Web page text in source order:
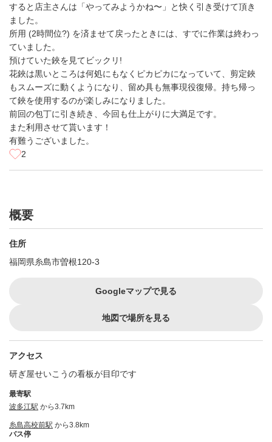
すると店主さんは「やってみようかね〜」と快く引き受けて頂き
ました。
所用 (2時間位?) を済ませて戻ったときには、すでに作業は終わっ
ていました。
預けていた鋏を見てビックリ!
花鋏は黒いところは何処にもなくピカピカになっていて、剪定鋏
もスムーズに動くようになり、留め具も無事現役復帰。持ち帰っ
て鋏を使用するのが楽しみになりました。
前回の包丁に引き続き、今回も仕上がりに大満足です。
また利用させて貰います！
有難うございました。
2
概要
住所
福岡県糸島市曽根120-3
Googleマップで見る
地図で場所を見る
アクセス
研ぎ屋せいこうの看板が目印です
最寄駅
波多江駅 から3.7km
糸島高校前駅 から3.8km
バス停